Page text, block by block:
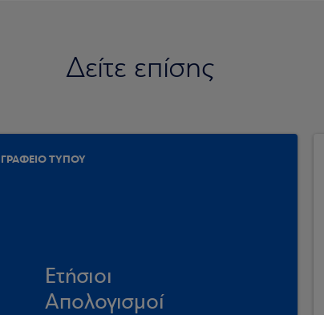
Δείτε επίσης
ΓΡΑΦΕΙΟ ΤΥΠΟΥ
Ετήσιοι
Απολογισμοί